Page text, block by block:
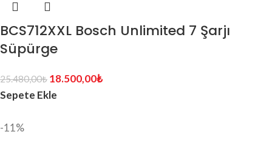
BCS712XXL Bosch Unlimited 7 Şarjı
Süpürge
25.480,00₺ 18.500,00₺
Sepete Ekle
-11%